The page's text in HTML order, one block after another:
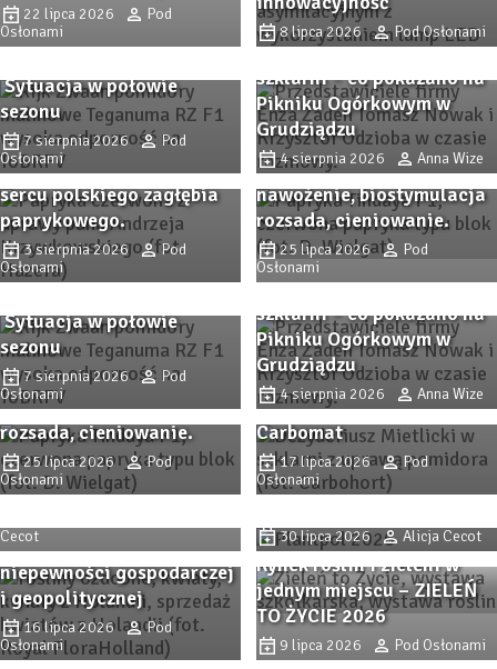
22 lipca 2026
Pod
Osłonami
8 lipca 2026 Pod Osłonami
Pomidor TEGANUMA RZ F1
– malinowa odpowiedź na
Sytuacja w połowie
sezonu
7 sierpnia 2026
Pod
Osłonami
Odmiany ogórka do
szklarni – co pokazano na
Pikniku Ogórkowym w
Grudziądzu
4 sierpnia 2026 Anna Wize
Przystanek PAPRYKA 2026.
Wiedza, praktyka i
rodzinna atmosfera w
sercu polskiego zagłębia
paprykowego.
3 sierpnia 2026
Pod
Osłonami
Zbliża się Przystanek
Papryka 2026! Sprawdzone
odmiany papryki i
nowości, ochrona,
nawożenie, biostymulacja
rozsada, cieniowanie.
25 lipca 2026
Pod
Osłonami
Pomidor TEGANUMA RZ F1
– malinowa odpowiedź na
Sytuacja w połowie
sezonu
7 sierpnia 2026
Pod
Osłonami
Odmiany ogórka do
szklarni – co pokazano na
Pikniku Ogórkowym w
Grudziądzu
4 sierpnia 2026 Anna Wize
Papryka 2026! Sprawdzone
odmiany papryki i
nowości, ochrona,
nawożenie, biostymulacja
rozsada, cieniowanie.
25 lipca 2026
Pod
Osłonami
Procedury
przygotowawcze i analiza
opłacalności substratu
Carbomat
17 lipca 2026
Pod
Osłonami
Trendy i inspiracje z
Zaborza. Dni Otwarte firmy
Plantpol 2026 (cz. II)
Cecot
Trendy i inspiracje z
Zaborza. Dni Otwarte firmy
30 lipca 2026 Alicja Cecot
W Holandii rynek kwiatów
ciętych i innych roślin
swoją pozycję pomimo
niepewności gospodarczej
i geopolitycznej
16 lipca 2026
Pod
Osłonami
Rynek roślin i zieleni w
jednym miejscu – ZIELEŃ
TO ŻYCIE 2026
9 lipca 2026 Pod Osłonami
Procedury
przygotowawcze i analiza
Jakie sadzonki wybrać?
Sprawdzone odmiany
borówki i nowe propozycje
– Borówki Olimpu z